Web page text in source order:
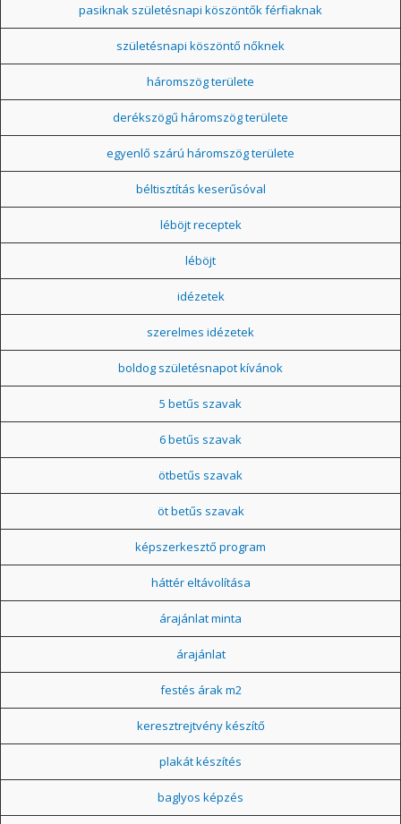
pasiknak születésnapi köszöntők férfiaknak
születésnapi köszöntő nőknek
háromszög területe
derékszögű háromszög területe
egyenlő szárú háromszög területe
béltisztítás keserűsóval
léböjt receptek
léböjt
idézetek
szerelmes idézetek
boldog születésnapot kívánok
5 betűs szavak
6 betűs szavak
ötbetűs szavak
öt betűs szavak
képszerkesztő program
háttér eltávolítása
árajánlat minta
árajánlat
festés árak m2
keresztrejtvény készítő
plakát készítés
baglyos képzés